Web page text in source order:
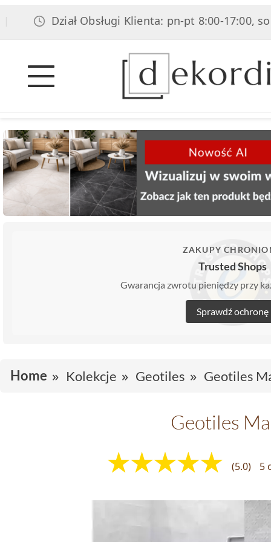
Dział Obsługi Klienta: pn-pt 8:00-17:00, sob 8:00-
ZAKUPY
Trusted Shops
Gwarancja zwrotu pieniędzy przy
Sprawdź ochronę
Home Kolekcje Geotiles Geotiles
Geotiles
(5.0) 5